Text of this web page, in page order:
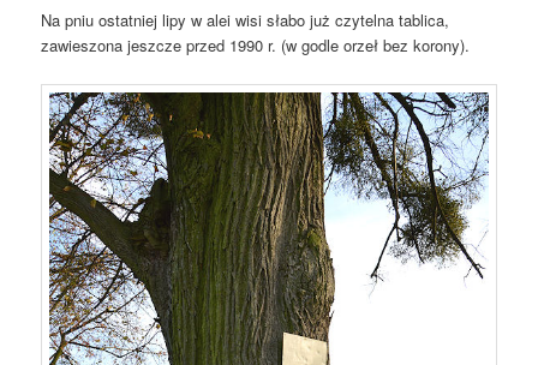
Na pniu ostatniej lipy w alei wisi słabo już czytelna tablica,
zawieszona jeszcze przed 1990 r. (w godle orzeł bez korony).